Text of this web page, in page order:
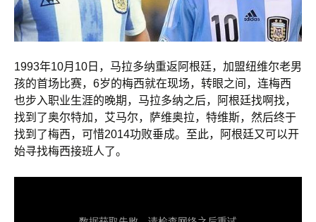
1993年10月10日，马拉多纳重返阿根廷，加盟纽维尔老男
孩的首场比赛，6岁的梅西就在现场，转眼之间，连梅西
也步入职业生涯的晚期，马拉多纳之后，阿根廷找啊找，
找到了奥尔特加，艾马尔，萨维奥拉，特维斯，然后终于
找到了梅西，可惜2014功败垂成。至此，阿根廷又可以开
始寻找梅西接班人了。